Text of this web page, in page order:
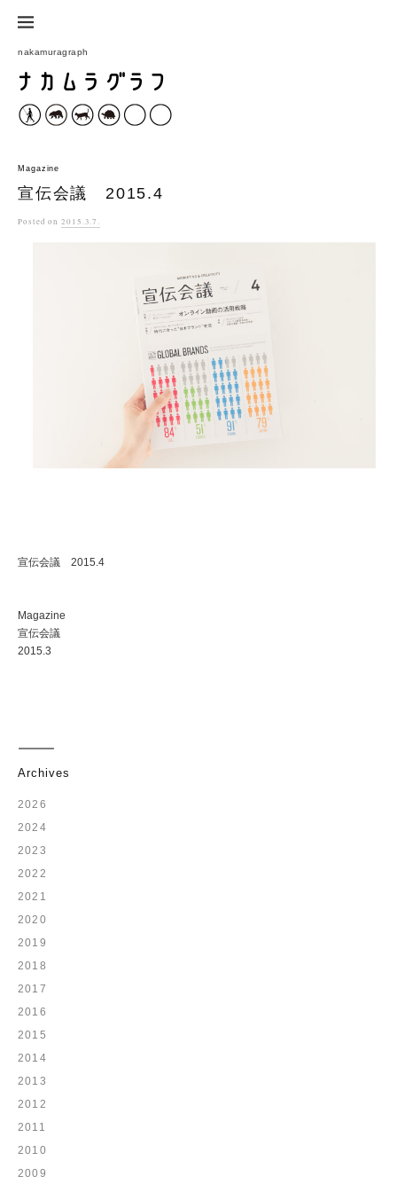
テ
ン
ツ
ッ
プ
nakamuragraph
Magazine
宣伝会議 2015.4
Postedon2015.3.7.
宣伝会議 2015.4
Magazine
宣伝会議
2015.3
Archives
2026
2024
2023
2022
2021
2020
2019
2018
2017
2016
2015
2014
2013
2012
2011
2010
2009